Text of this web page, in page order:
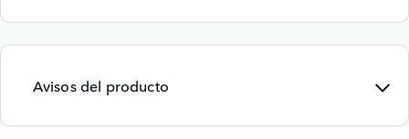
Avisos del producto